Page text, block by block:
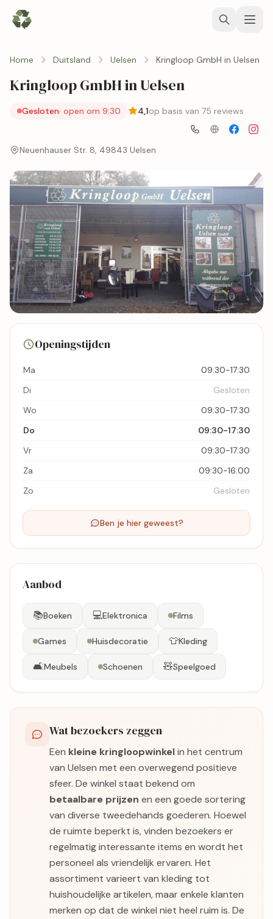
Home Duitsland Uelsen Kringloop GmbH in Uelsen
Kringloop GmbH in Uelsen
Gesloten· open om 9:30 4,1op basis van 75 reviews
Neuenhauser Str. 8, 49843 Uelsen
Bekijk kaart
Openingstijden
Ma
09:30-17:30
Di
Gesloten
Wo
09:30-17:30
Do
09:30-17:30
Vr
09:30-17:30
Za
09:30-16:00
Zo
Gesloten
Ben je hier geweest?
Aanbod
📚Boeken 💻Elektronica Films
Games Huisdecoratie 👕Kleding
🛋️Meubels Schoenen 🧸Speelgoed
Wat bezoekers zeggen
Een kleine kringloopwinkelin het centrum
van Uelsen met een overwegend positieve
sfeer. De winkel staat bekend om
betaalbare prijzen en een goede sortering
van diverse tweedehands goederen. Hoewel
de ruimte beperkt is, vinden bezoekers er
regelmatig interessante items en wordt het
personeel als vriendelijk ervaren. Het
assortiment varieert van kleding tot
huishoudelijke artikelen, maar enkele klanten
merken op dat de winkel niet heel ruim is. De